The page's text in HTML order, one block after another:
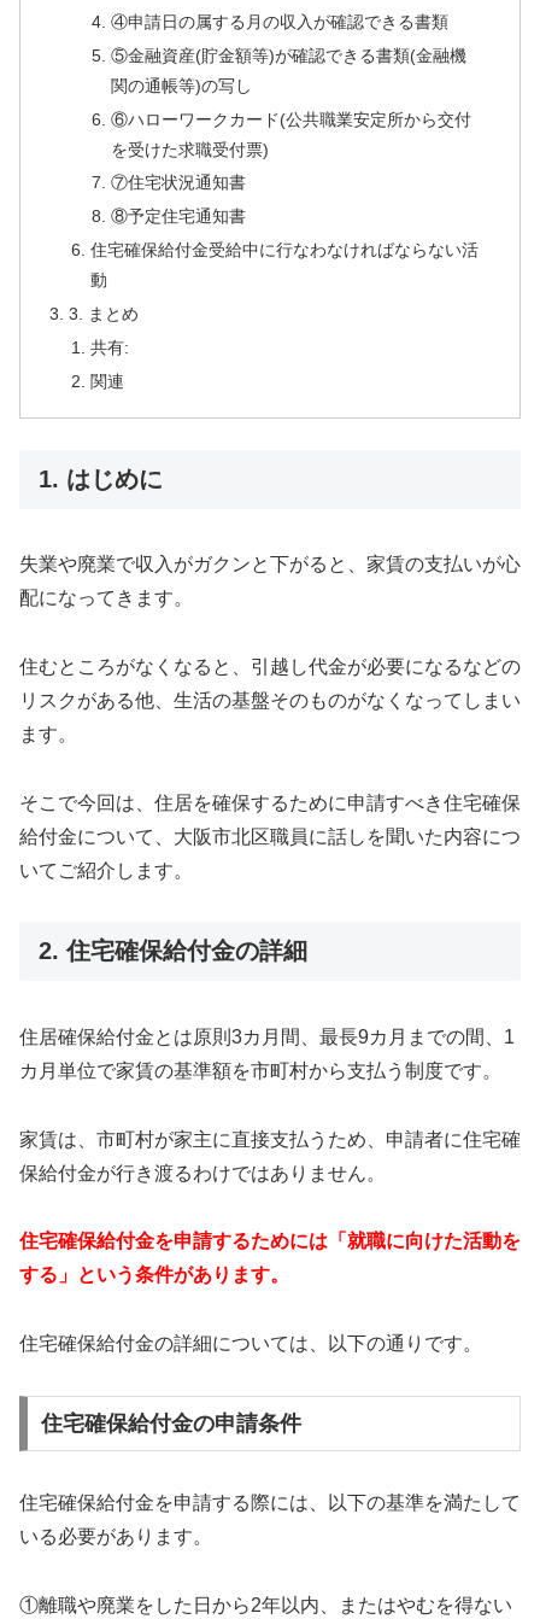
④申請日の属する月の収入が確認できる書類
⑤金融資産(貯金額等)が確認できる書類(金融機
関の通帳等)の写し
⑥ハローワークカード(公共職業安定所から交付
を受けた求職受付票)
⑦住宅状況通知書
⑧予定住宅通知書
住宅確保給付金受給中に行なわなければならない活
動
3. まとめ
共有:
関連
1. はじめに
失業や廃業で収入がガクンと下がると、家賃の支払いが心
配になってきます。
住むところがなくなると、引越し代金が必要になるなどの
リスクがある他、生活の基盤そのものがなくなってしまい
ます。
そこで今回は、住居を確保するために申請すべき住宅確保
給付金について、大阪市北区職員に話しを聞いた内容につ
いてご紹介します。
2. 住宅確保給付金の詳細
住居確保給付金とは原則3カ月間、最長9カ月までの間、1
カ月単位で家賃の基準額を市町村から支払う制度です。
家賃は、市町村が家主に直接支払うため、申請者に住宅確
保給付金が行き渡るわけではありません。
住宅確保給付金を申請するためには「就職に向けた活動を
する」という条件があります。
住宅確保給付金の詳細については、以下の通りです。
住宅確保給付金の申請条件
住宅確保給付金を申請する際には、以下の基準を満たして
いる必要があります。
①離職や廃業をした日から2年以内、またはやむを得ない